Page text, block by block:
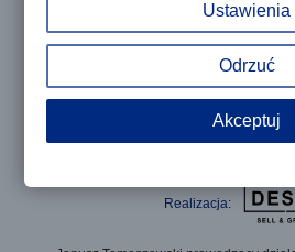
© 2025 - Sklep internetowy
Realizacja:
Ustawienia
Odrzuć
Akceptuj